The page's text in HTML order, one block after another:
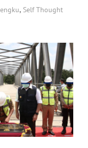
, Self Thought